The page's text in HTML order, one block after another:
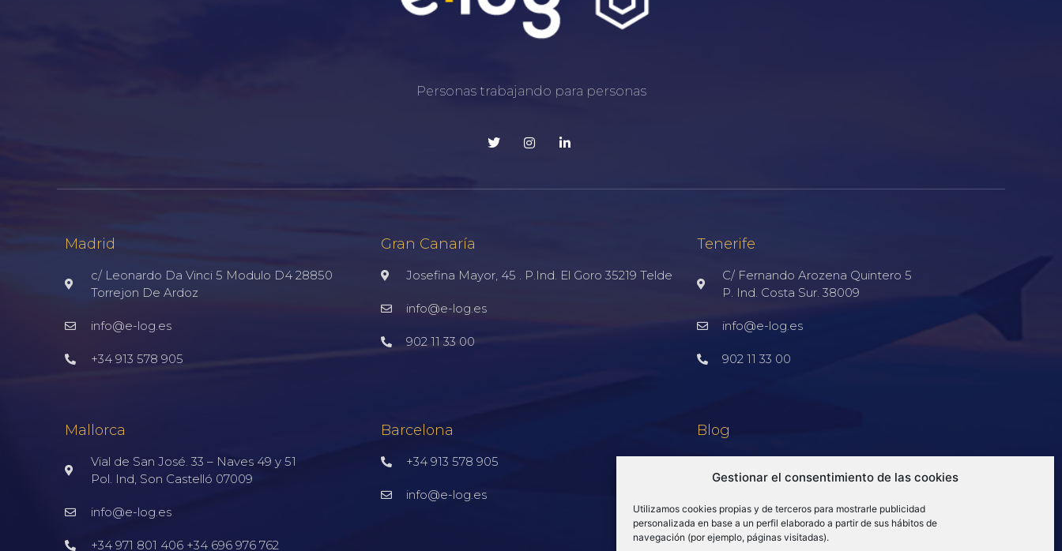
Gestionar el consentimiento de las cookies
Utilizamos cookies propias y de terceros para mostrarle publicidad
personalizada en base a un perfil elaborado a partir de sus hábitos de
navegación (por ejemplo, páginas visitadas).
Personas trabajando para personas
Madrid
c/ Leonardo Da Vinci 5 Modulo D4 28850
Torrejon De Ardoz
info@e-log.es
+34 913 578 905
Gran Canaría
Josefina Mayor, 45 . P.Ind. El Goro 35219 Telde
info@e-log.es
902 11 33 00
Tenerife
C/ Fernando Arozena Quintero 5
P. Ind. Costa Sur. 38009
info@e-log.es
902 11 33 00
Mallorca
Vial de San José. 33 – Naves 49 y 51
Pol. Ind, Son Castelló 07009
info@e-log.es
+34 971 801 406 +34 696 976 762
Barcelona
+34 913 578 905
info@e-log.es
Blog